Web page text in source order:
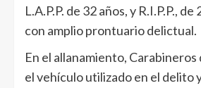
L.A.P.P. de 32 años, y R.I.P.P., de
con amplio prontuario delictual.
En el allanamiento,
el vehículo utilizado en el delito